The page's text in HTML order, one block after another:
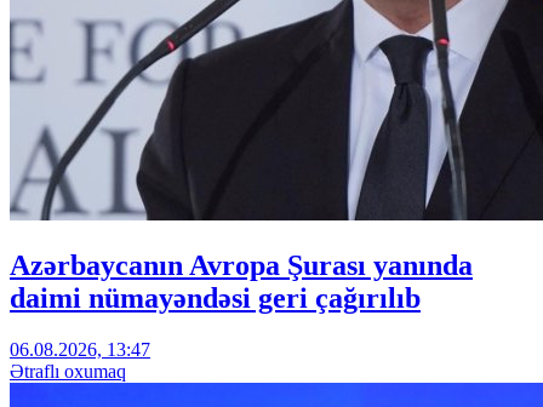
Azərbaycanın Avropa Şurası yanında
daimi nümayəndəsi geri çağırılıb
06.08.2026, 13:47
Ətraflı oxumaq